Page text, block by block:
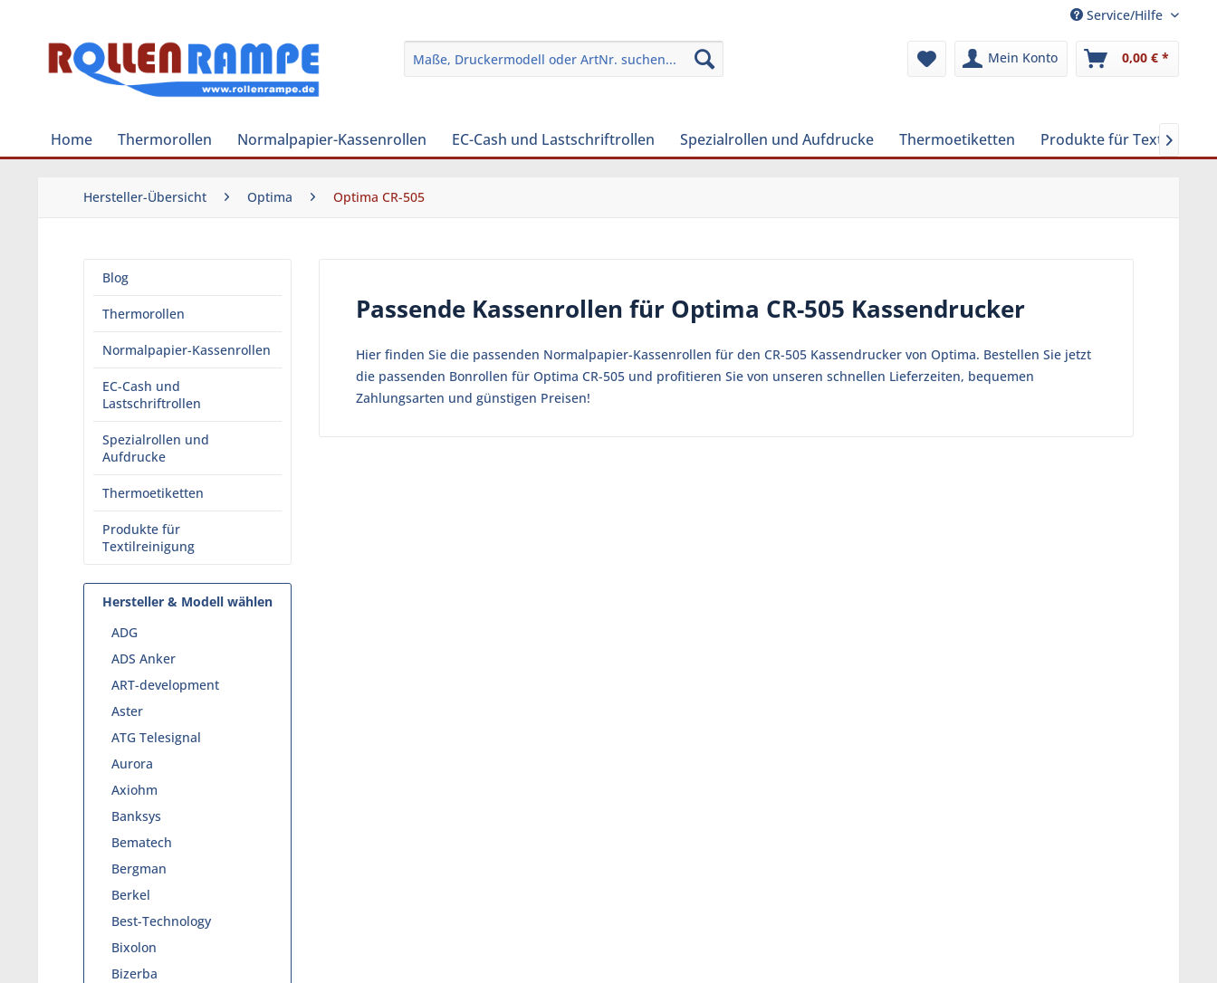
Service/Hilfe
Mein Konto 0,00 € *
Home Thermorollen Normalpapier-Kassenrollen EC-Cash und Lastschriftrollen Spezialrollen und Aufdrucke Thermoetiketten Produkte für 
Hersteller-Übersicht Optima Optima CR-505
Blog
Thermorollen
Normalpapier-Kassenrollen
EC-Cash und
Lastschriftrollen
Spezialrollen und
Aufdrucke
Thermoetiketten
Produkte für
Textilreinigung
Hersteller & Modell wählen
ADG
ADS Anker
ART-development
Aster
ATG Telesignal
Aurora
Axiohm
Banksys
Bematech
Bergman
Berkel
Best-Technology
Bixolon
Bizerba
Passende Kassenrollen für Optima CR-505 Kassendrucker
Hier finden Sie die passenden Normalpapier-Kassenrollen für den CR-505 Kassendrucker von Optima. Bestellen Sie jetzt
die passenden Bonrollen für Optima CR-505 und profitieren Sie von unseren schnellen Lieferzeiten, bequemen
Zahlungsarten und günstigen Preisen!